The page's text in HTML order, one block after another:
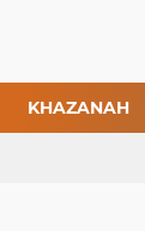
KHAZANAH